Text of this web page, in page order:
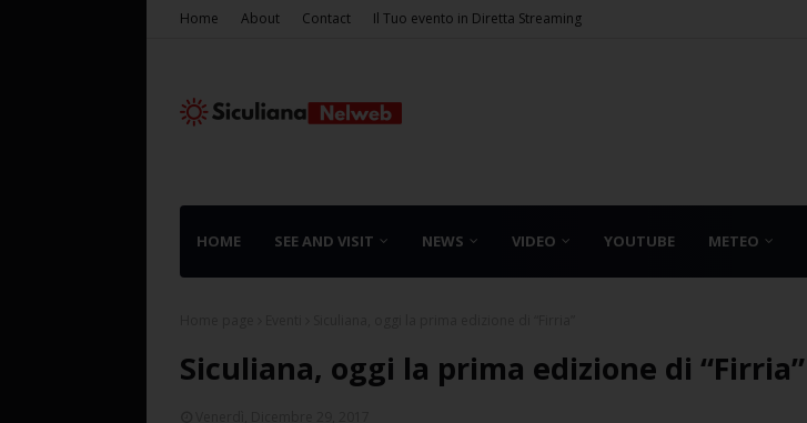
Home About Contact Il Tuo evento in Diretta Streaming
HOME SEE AND VISIT NEWS VIDEO YOUTUBE METEO
Siculiana, oggi la prima edizione di “Firria”